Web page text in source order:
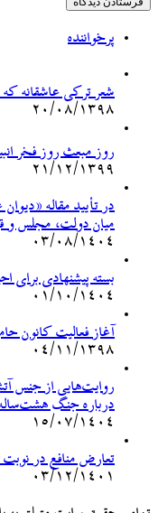
پرخواننده
شعر ترکی عاشقانه
۲۰/۰۸/۱۳۹۸
روز مبعث روز فخر
۲۱/۱۲/۱۳۹۹
در تأیید مقاله
میان دولت، مجلس و
۰۳/۰۸/۱۴۰۴
بسته پیشنهادی برای
۰۱/۱۰/۱۴۰۴
آغاز فعالیت کانون
۰۴/۱۱/۱۳۹۸
روایت‌هایی از جنس
درباره جنگ
۱۵/۰۷/۱۴۰۴
تعارض منافع در
۰۳/۱۲/۱۴۰۱